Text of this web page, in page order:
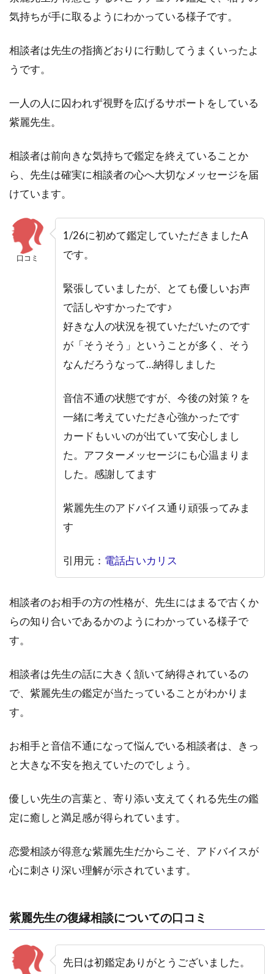
気持ちが手に取るようにわかっている様子です。
相談者は先生の指摘どおりに行動してうまくいったよ
うです。
一人の人に囚われず視野を広げるサポートをしている
紫麗先生。
相談者は前向きな気持ちで鑑定を終えていることか
ら、先生は確実に相談者の心へ大切なメッセージを届
けています。
口コミ
1/26に初めて鑑定していただきましたA
です。
緊張していましたが、とても優しいお声
で話しやすかったです♪
好きな人の状況を視ていただいたのです
が「そうそう」ということが多く、そう
なんだろうなって…納得しました
音信不通の状態ですが、今後の対策？を
一緒に考えていただき心強かったです
カードもいいのが出ていて安心しまし
た。アフターメッセージにも心温まりま
した。感謝してます
紫麗先生のアドバイス通り頑張ってみま
す
引用元： 電話占いカリス
相談者のお相手の方の性格が、先生にはまるで古くか
らの知り合いであるかのようにわかっている様子で
す。
相談者は先生の話に大きく頷いて納得されているの
で、紫麗先生の鑑定が当たっていることがわかりま
す。
お相手と音信不通になって悩んでいる相談者は、きっ
と大きな不安を抱えていたのでしょう。
優しい先生の言葉と、寄り添い支えてくれる先生の鑑
定に癒しと満足感が得られています。
恋愛相談が得意な紫麗先生だからこそ、アドバイスが
心に刺さり深い理解が示されています。
紫麗先生の復縁相談についての口コミ
先日は初鑑定ありがとうございました。